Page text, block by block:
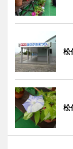
松
松